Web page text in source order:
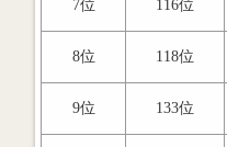
7位 116位
8位 118位
9位 133位